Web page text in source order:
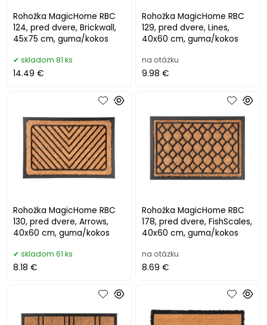
Rohožka MagicHome RBC
124, pred dvere, Brickwall,
45x75 cm, guma/kokos
skladom 81 ks
14.49 €
Rohožka MagicHome RBC
129, pred dvere, Lines,
40x60 cm, guma/kokos
na otázku
9.98 €
Rohožka MagicHome RBC
130, pred dvere, Arrows,
40x60 cm, guma/kokos
skladom 61 ks
8.18 €
Rohožka MagicHome RBC
178, pred dvere, FishScales,
40x60 cm, guma/kokos
na otázku
8.69 €